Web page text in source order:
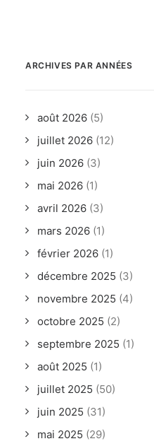
ARCHIVES PAR ANNÉES
août 2026 (5)
juillet 2026 (12)
juin 2026 (3)
mai 2026 (1)
avril 2026 (3)
mars 2026 (1)
février 2026 (1)
décembre 2025 (3)
novembre 2025 (4)
octobre 2025 (2)
septembre 2025 (1)
août 2025 (1)
juillet 2025 (50)
juin 2025 (31)
mai 2025 (29)